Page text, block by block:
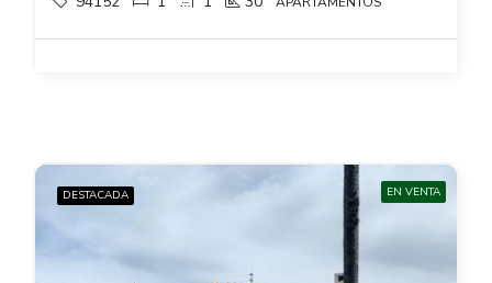
DESTACADA EN VENTA